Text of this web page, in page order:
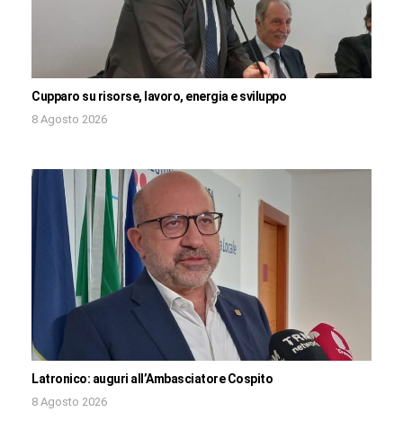
Cupparo su risorse, lavoro, energia e sviluppo
8 Agosto 2026
Latronico: auguri all’Ambasciatore Cospito
8 Agosto 2026